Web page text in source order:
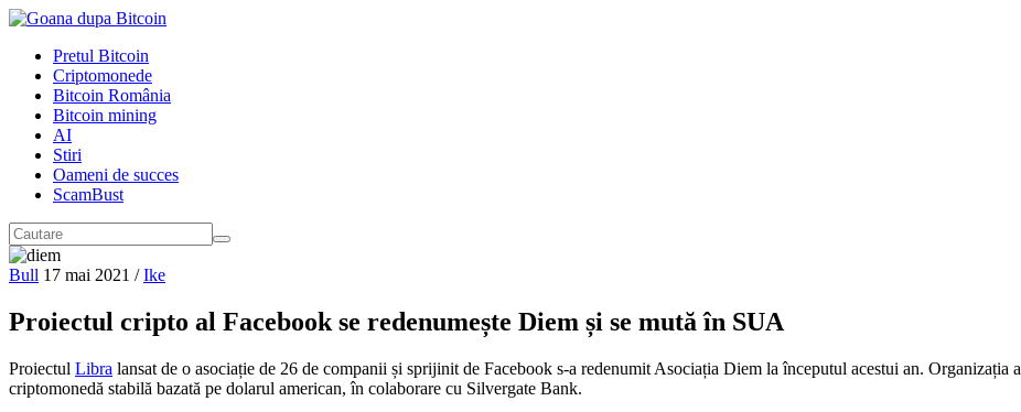
Pretul Bitcoin
Criptomonede
Bitcoin România
Bitcoin mining
AI
Stiri
Oameni de succes
ScamBust
Bull 17 mai 2021 / Ike
Proiectul cripto al Facebook se redenumește Diem și se mută în SUA
Proiectul Libra lansat de o asociație de 26 de companii și sprijinit de Facebook s-a redenumit Asociația Diem la începutul acestui an. Organizația a
criptomonedă stabilă bazată pe dolarul american, în colaborare cu Silvergate Bank.